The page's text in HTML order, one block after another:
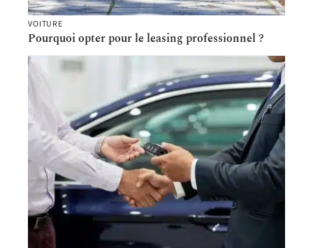
VOITURE
Pourquoi opter pour le leasing professionnel ?